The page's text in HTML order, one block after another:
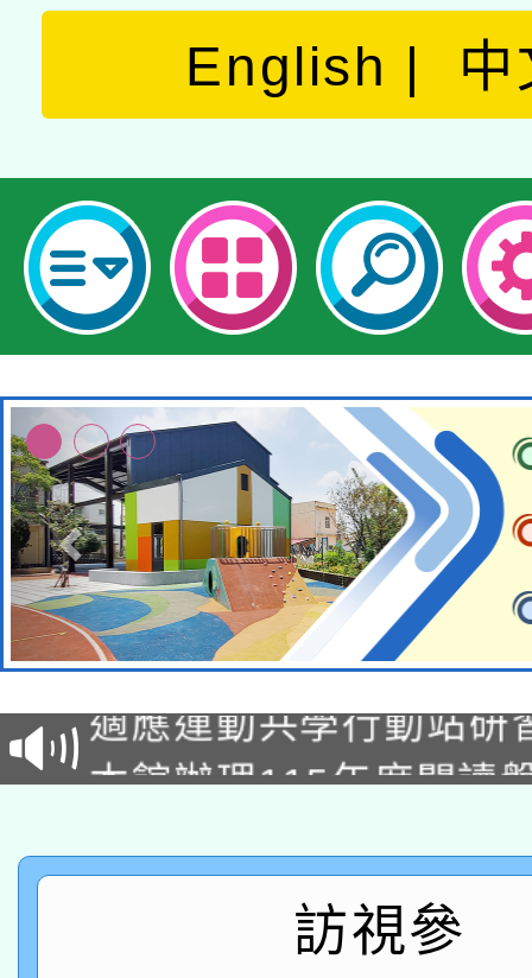
English 中
本校115學年度第2次
招甄選結果公告(無人
招)
適應運動共學行動站研
本館辦理115年度閱讀
礎課程
A3數位素養講師名單
「數位內容與教學軟
訪視參